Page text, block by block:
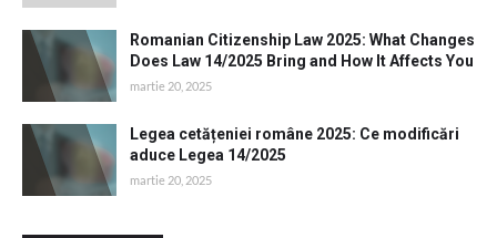
Romanian Citizenship Law 2025: What Changes
Does Law 14/2025 Bring and How It Affects You
martie 20, 2025
Legea cetățeniei române 2025: Ce modificări
aduce Legea 14/2025
martie 20, 2025